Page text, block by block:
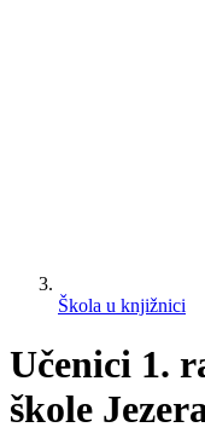
Škola u knjižnici
Učenici 1.
škole